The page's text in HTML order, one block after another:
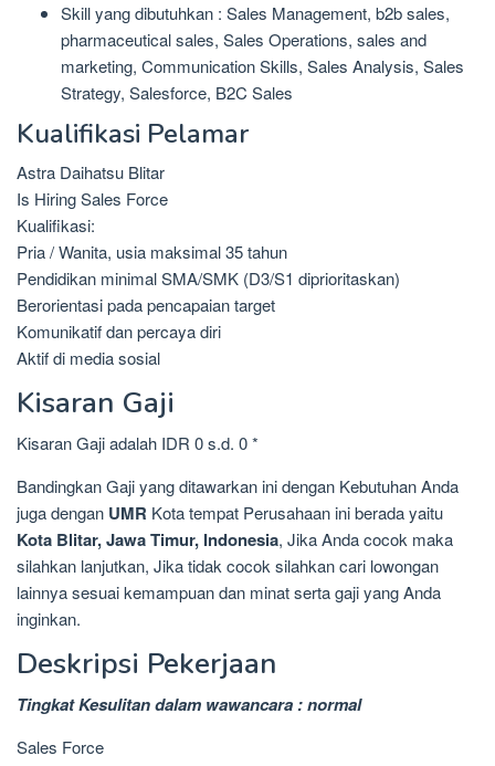
Skill yang dibutuhkan : Sales Management, b2b sales,
pharmaceutical sales, Sales Operations, sales and
marketing, Communication Skills, Sales Analysis, Sales
Strategy, Salesforce, B2C Sales
Kualifikasi Pelamar
Astra Daihatsu Blitar
Is Hiring Sales Force
Kualifikasi:
Pria / Wanita, usia maksimal 35 tahun
Pendidikan minimal SMA/SMK (D3/S1 diprioritaskan)
Berorientasi pada pencapaian target
Komunikatif dan percaya diri
Aktif di media sosial
Kisaran Gaji
Kisaran Gaji adalah IDR 0 s.d. 0 *
Bandingkan Gaji yang ditawarkan ini dengan Kebutuhan Anda
juga dengan UMR Kota tempat Perusahaan ini berada yaitu
Kota Blitar, Jawa Timur, Indonesia, Jika Anda cocok maka
silahkan lanjutkan, Jika tidak cocok silahkan cari lowongan
lainnya sesuai kemampuan dan minat serta gaji yang Anda
inginkan.
Deskripsi Pekerjaan
Tingkat Kesulitan dalam wawancara : normal
Sales Force